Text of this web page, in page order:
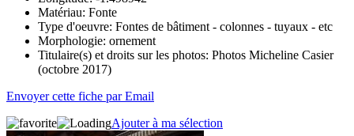
Matériau: Fonte
Type d'oeuvre: Fontes de bâtiment - colonnes - tuyaux - etc
Morphologie: ornement
Titulaire(s) et droits sur les photos: Photos Micheline Casier
(octobre 2017)
Envoyer cette fiche par Email
Ajouter à ma sélection